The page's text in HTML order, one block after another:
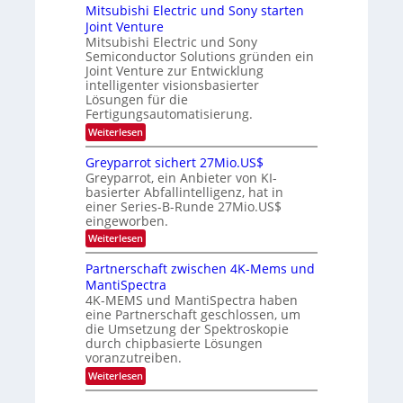
r
e
n
d
s
s
t
e
n
H
a
l
b
j
a
h
a
r
z
n
i
m
m
t
i
n
d
e
r
D
A
C
H
-
I
n
d
u
s
t
r
i
e
z
u
p
t
i
k
-
K
u
r
s
v
o
n
P
h
o
t
o
n
i
c
s
H
u
b
Mitsubishi Electric und Sony starten
Joint Venture
Mitsubishi Electric und Sony
Semiconductor Solutions gründen ein
Joint Venture zur Entwicklung
intelligenter visionsbasierter
Lösungen für die
Fertigungsautomatisierung.
Weiterlesen:
M
t
s
u
b
i
s
h
i
E
l
e
c
t
r
i
c
u
n
d
Greyparrot sichert 27Mio.US$
Greyparrot, ein Anbieter von KI-
basierter Abfallintelligenz, hat in
einer Series-B-Runde 27Mio.US$
eingeworben.
Weiterlesen:
G
r
e
y
p
a
r
r
o
t
s
i
Partnerschaft zwischen 4K-Mems und
MantiSpectra
4K-MEMS und MantiSpectra haben
eine Partnerschaft geschlossen, um
die Umsetzung der Spektroskopie
durch chipbasierte Lösungen
voranzutreiben.
Weiterlesen:
P